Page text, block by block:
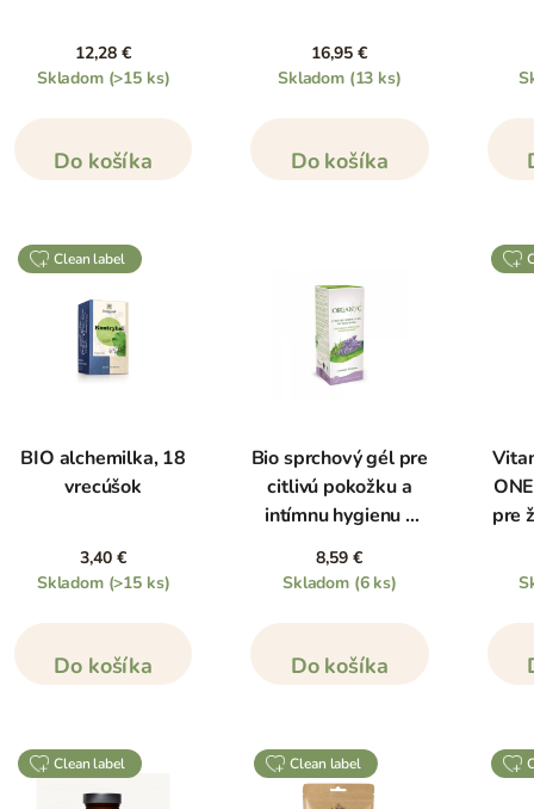
12,28 €
Skladom (>15 ks)
Do košíka
16,95 €
Skladom (13 ks)
Do košíka
clean label
BIO alchemilka, 18
vrecúšok
3,40 €
Skladom (>15 ks)
Do košíka
Bio sprchový gél pre
citlivú pokožku a
intímnu hygienu s
8,59 €
Skladom (6 ks)
Do košíka
pre
clean label clean label